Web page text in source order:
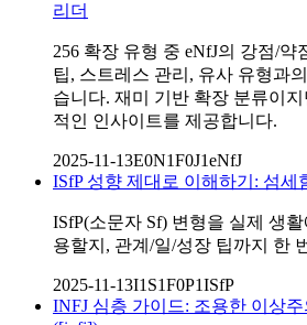
리더
256 확장 유형 중 eNfJ의 강점/약
팁, 스트레스 관리, 유사 유형과
습니다. 재미 기반 확장 분류이
적인 인사이트를 제공합니다.
2025-11-13E0N1F0J1eNfJ
ISfP 성향 제대로 이해하기: 섬세
ISfP(소문자 Sf) 변형을 실제 생
용할지, 관계/일/성장 팁까지 한
2025-11-13I1S1F0P1ISfP
INFJ 심층 가이드: 조용한 이상